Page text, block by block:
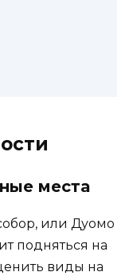
места
или Дуомо
подняться на
виды на